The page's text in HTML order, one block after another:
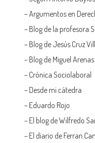
–Argumentos en
– Blog de la profesora
– Blog de Jesús Cruz
– Blog de Miguel Arenas
– Crónica Sociolaboral
– Desde mi cátedra
– Eduardo Rojo
– El blog de Wilfredo
– El diario de Ferran